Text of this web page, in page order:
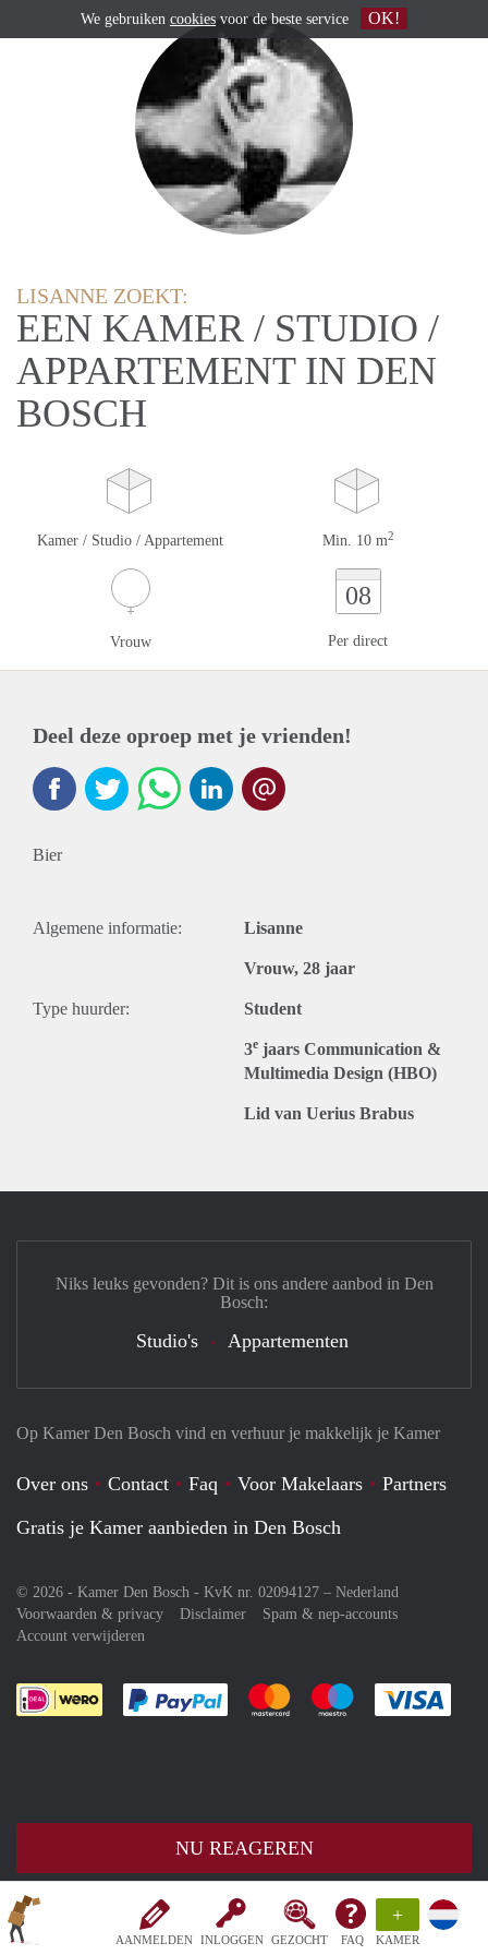
AANMELDEN INLOGGEN GEZOCHT FAQ
+
KAMER
LISANNE ZOEKT:
EEN KAMER / STUDIO /
APPARTEMENT IN DEN
BOSCH
Kamer / Studio / Appartement Min. 10 m2
Vrouw
08
Per direct
Deel deze oproep met je vrienden!
Bier
Algemene informatie: Lisanne
Vrouw, 28 jaar
Type huurder: Student
3e jaars Communication &
Multimedia Design (HBO)
Lid van Uerius Brabus
NU REAGEREN
Op Kamer Den Bosch vind en verhuur je makkelijk je Kamer
Over ons Contact Faq Voor Makelaars
Partners
Gratis je Kamer aanbieden in Den Bosch
© 2026 - Kamer Den Bosch - KvK nr. 02094127 – Nederland
Voorwaarden & privacy
Disclaimer
Spam & nep-accounts
Account verwijderen
Je rekent gemakkelijk af met Paypal
Je rekent gemakkelijk af met
Je rekent
Niks leuks gevonden? Dit is ons andere aanbod in Den
Bosch:
Studio's Appartementen
We gebruiken cookiesvoor de beste service OK!